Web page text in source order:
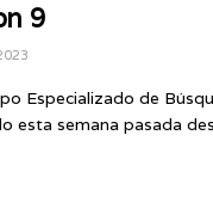
9
Especializado de
esta semana pasada